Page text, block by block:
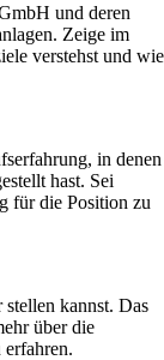
und deren
Zeige im
verstehst und wie
in denen
hast. Sei
für die Position zu
kannst. Das
über die